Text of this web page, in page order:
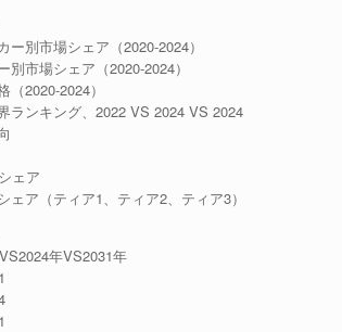
別市場シェア（2020-2024）
市場シェア（2020-2024）
2020-2024）
ランキング、2022 VS 2024 VS 2024
ェア
ア（ティア1、ティア2、ティア3）
年VS2031年